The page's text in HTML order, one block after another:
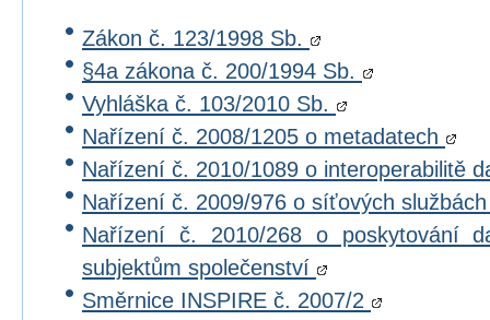
Zákon č. 123/1998 Sb.
§4a zákona č. 200/1994 Sb.
Vyhláška č. 103/2010 Sb.
Nařízení č. 2008/1205 o metadatech
Nařízení č. 2010/1089 o interoperabilitě
Nařízení č. 2009/976 o síťových
Nařízení č. 2010/268 o poskytování
subjektům společenství
Směrnice INSPIRE č. 2007/2